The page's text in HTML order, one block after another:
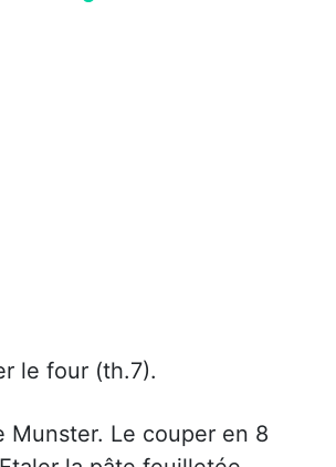
le four (th.7).
Munster. Le couper en 8